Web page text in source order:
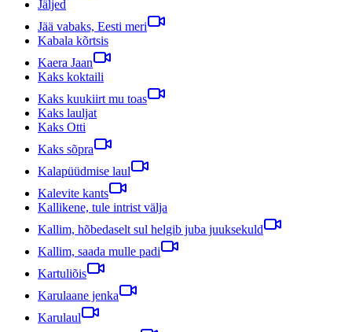
Jäljed
Jää vabaks, Eesti meri
Kabala kõrtsis
Kaera Jaan
Kaks koktaili
Kaks kuukiirt mu toas
Kaks lauljat
Kaks Otti
Kaks sõpra
Kalapüüdmise laul
Kalevite kants
Kallikene, tule intrist välja
Kallim, hõbedaselt sul helgib juba juuksekuld
Kallim, saada mulle padi
Kartuliõis
Karulaane jenka
Karulaul